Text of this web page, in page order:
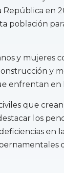
República en
población
y mujeres
y
enfrentan en
que
los
en